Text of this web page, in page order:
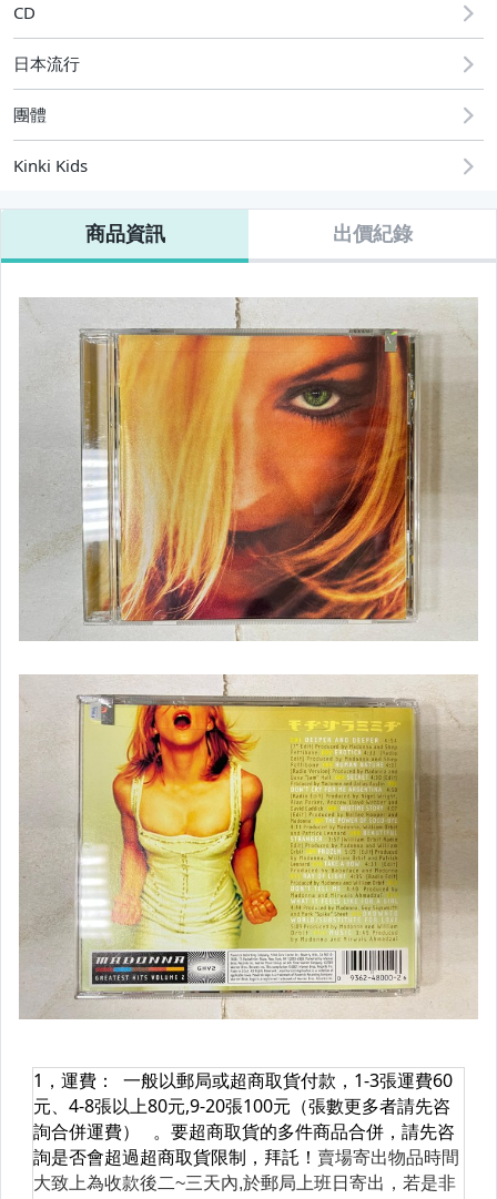
雕刻.工藝品
玉.石.印材.水晶
陶.瓷器.花瓶.茶壺
郵.幣.券
勳章.書信.照片.證.文史
地圖.海報
CD.錄音卡帶
黑膠唱片
VCD.DVD
遊戲卡帶.
相機.攝影.週邊
文具週邊.書籤.明信片
銅板舊冊
二手家電.樂器
生活雜貨
布袋戲玩偶.公仔
其它
CD
日本流行
團體
Kinki Kids
商品資訊 出價紀錄